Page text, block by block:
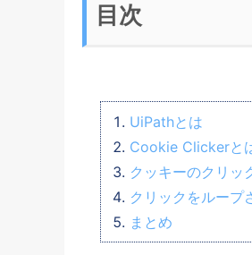
目次
UiPathとは
Cookie Clickerと
クッキーのクリッ
クリックをループ
まとめ